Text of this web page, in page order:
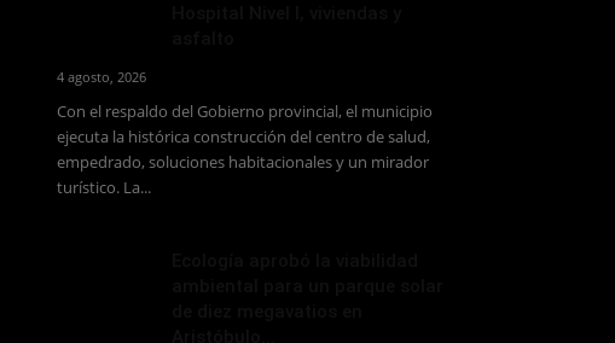
4 agosto, 2026
Con el respaldo del Gobierno provincial, el municipio
ejecuta la histórica construcción del centro de salud,
empedrado, soluciones habitacionales y un mirador
turístico. La...